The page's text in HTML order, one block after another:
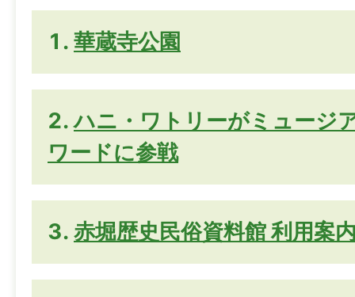
華蔵寺公園
ハニ・ワトリーがミュージ
ワードに参戦
赤堀歴史民俗資料館 利用案